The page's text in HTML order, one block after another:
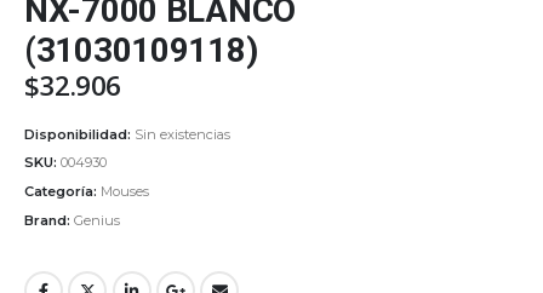
NX-7000 BLANCO
(31030109118)
$32.906
Disponibilidad: Sin existencias
SKU: 004930
Categoría: Mouses
Brand: Genius